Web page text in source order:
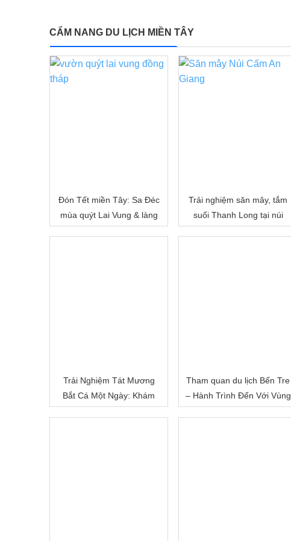
CẨM NANG DU LỊCH MIỀN TÂY
Đón Tết miền Tây: Sa Đéc
mùa quýt Lai Vung & làng
Trải nghiệm săn mây, tắm
suối Thanh Long tại núi
Trải Nghiệm Tát Mương
Bắt Cá Một Ngày: Khám
Tham quan du lịch Bến Tre
– Hành Trình Đến Với Vùng